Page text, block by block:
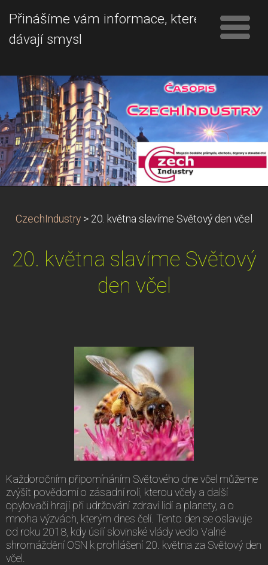
Přinášíme vám informace, které
dávají smysl
CzechIndustry > 20. května slavíme Světový den včel
20. května slavíme Světový
den včel
Každoročním připomínáním Světového dne včel můžeme
zvýšit povědomí o zásadní roli, kterou včely a další
opylovači hrají při udržování zdraví lidí a planety, a o
mnoha výzvách, kterým dnes čelí. Tento den se oslavuje
od roku 2018, kdy úsilí slovinské vlády vedlo Valné
shromáždění OSN k prohlášení 20. května za Světový den
včel.